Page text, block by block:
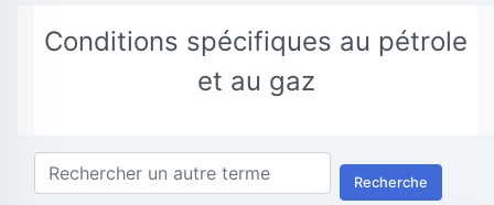
Conditions spécifiques au pétrole
et au gaz
Recherche